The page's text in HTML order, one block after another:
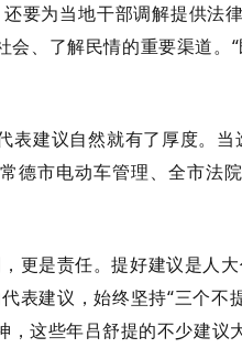
要为当地干部调解提供法
会、了解民情的重要渠道
表建议自然就有了厚度。
德市电动车管理、全市法
更是责任。提好建议是人
表建议，始终坚持“三个
，这些年吕舒提的不少建议